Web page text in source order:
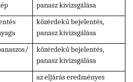
panasz kivizsgálása
közérdekű bejelentés,
panasz kivizsgálása
közérdekű bejelentés,
panasz kivizsgálása
az eljárás eredményes